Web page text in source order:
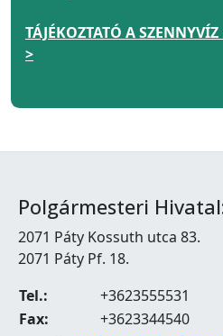
TÁJÉKOZTATÓ A
>
Polgármesteri
2071 Páty Kossuth utca 83.
2071 Páty Pf. 18.
Tel.:
+3623555531
Fax:
+3623344540